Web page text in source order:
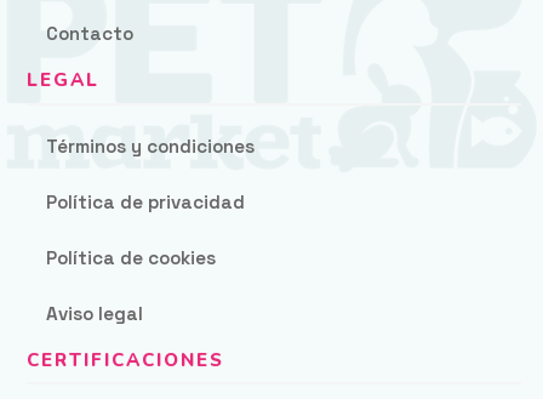
Contacto
Términos y condiciones
Política de privacidad
Política de cookies
Aviso legal